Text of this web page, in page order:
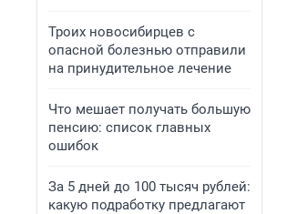
Троих новосибирцев с
опасной болезнью отправили
на принудительное лечение
Что мешает получать большую
пенсию: список главных
ошибок
За 5 дней до 100 тысяч рублей:
какую подработку предлагают